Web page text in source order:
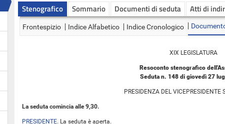
Stenografico Sommario Documenti di seduta Atti di
Frontespizio Indice Alfabetico Indice Cronologico
XIX LEGISLATURA
Resoconto stenografico
Seduta n. 148 di giovedì 27
PRESIDENZA DEL VICEPRESIDENTE
La seduta comincia alle 9,30.
PRESIDENTE. La seduta è aperta.